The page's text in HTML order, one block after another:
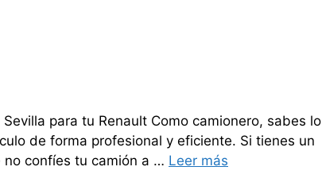
para tu Renault Como camionero, sabes lo
de forma profesional y eficiente. Si tienes un
no confíes tu camión a … Leer más